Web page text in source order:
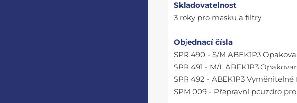
Skladovatelnost
3 roky pro masku a filtry
Objednací čísla
SPR 490 - S/M ABEK1P3
SPR 491 - M/L ABEK1P3
SPR 492 - ABEK1P3 Vyměnitelné
SPM 009 - Přepravní pouzdro